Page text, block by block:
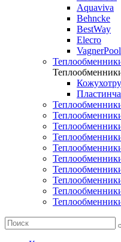
Aquaviva
Behncke
BestWay
Elecro
VagnerPool